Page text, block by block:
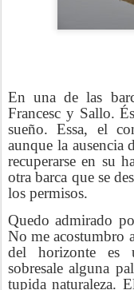
En una de las
Francesc y Sallo.
sueño. Essa, el
aunque la ausencia
recuperarse en su
otra barca que se
los permisos.
Quedo admirado
No me acostumbro
del horizonte es
sobresale alguna
tupida naturaleza.